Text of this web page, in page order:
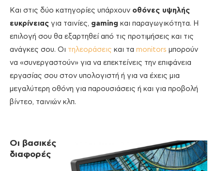
Και στις δύο κατηγορίες υπάρχουν οθόνες υψηλής
ευκρίνειας για ταινίες, gaming και παραγωγικότητα. Η
επιλογή σου θα εξαρτηθεί από τις προτιμήσεις και τις
ανάγκες σου. Οι τηλεοράσεις και τα monitors μπορούν
να «συνεργαστούν» για να επεκτείνεις την επιφάνεια
εργασίας σου στον υπολογιστή ή για να έχεις μια
μεγαλύτερη οθόνη για παρουσιάσεις ή και για προβολή
βίντεο, ταινιών κλπ.
Οι βασικές
διαφορές